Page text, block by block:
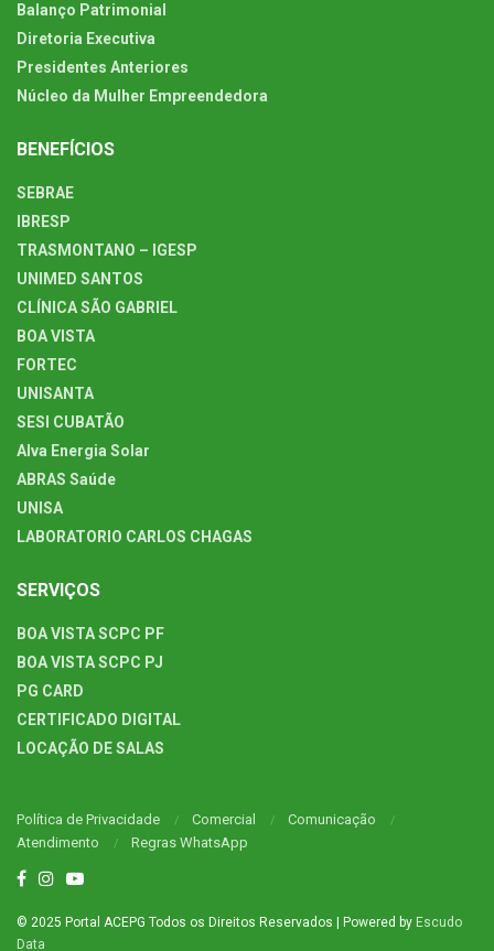
Balanço Patrimonial
Diretoria Executiva
Presidentes Anteriores
Núcleo da Mulher Empreendedora
BENEFÍCIOS
SEBRAE
IBRESP
TRASMONTANO – IGESP
UNIMED SANTOS
CLÍNICA SÃO GABRIEL
BOA VISTA
FORTEC
UNISANTA
SESI CUBATÃO
Alva Energia Solar
ABRAS Saúde
UNISA
LABORATORIO CARLOS CHAGAS
SERVIÇOS
BOA VISTA SCPC PF
BOA VISTA SCPC PJ
PG CARD
CERTIFICADO DIGITAL
LOCAÇÃO DE SALAS
Política de Privacidade Comercial
Comunicação
Atendimento
Regras WhatsApp
© 2025 Portal ACEPG Todos os Direitos Reservados | Powered by Escudo
Data